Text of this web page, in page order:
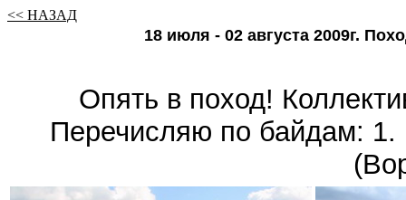
<< НАЗАД
18 июля - 02 августа 2009г.
Опять в поход!
Перечисляю по байдам: